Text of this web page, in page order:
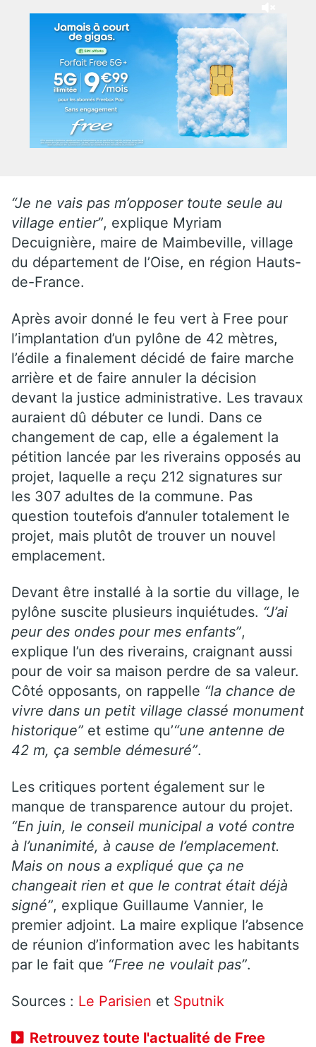
“Je ne vais pas m’opposer toute seule au
village entier”, explique Myriam
Decuignière, maire de Maimbeville, village
du département de l’Oise, en région Hauts-
de-France.
Après avoir donné le feu vert à Free pour
l’implantation d’un pylône de 42 mètres,
l’édile a finalement décidé de faire marche
arrière et de faire annuler la décision
devant la justice administrative. Les travaux
auraient dû débuter ce lundi. Dans ce
changement de cap, elle a également la
pétition lancée par les riverains opposés au
projet, laquelle a reçu 212 signatures sur
les 307 adultes de la commune. Pas
question toutefois d’annuler totalement le
projet, mais plutôt de trouver un nouvel
emplacement.
Devant être installé à la sortie du village, le
pylône suscite plusieurs inquiétudes. “J’ai
peur des ondes pour mes enfants”,
explique l’un des riverains, craignant aussi
pour de voir sa maison perdre de sa valeur.
Côté opposants, on rappelle “la chance de
vivre dans un petit village classé monument
historique” et estime qu’“une antenne de
42 m, ça semble démesuré”.
Les critiques portent également sur le
manque de transparence autour du projet.
“En juin, le conseil municipal a voté contre
à l’unanimité, à cause de l’emplacement.
Mais on nous a expliqué que ça ne
changeait rien et que le contrat était déjà
signé”, explique Guillaume Vannier, le
premier adjoint. La maire explique l’absence
de réunion d’information avec les habitants
par le fait que “Free ne voulait pas”.
Sources : Le Parisien et Sputnik
Retrouvez toute l'actualité de Free